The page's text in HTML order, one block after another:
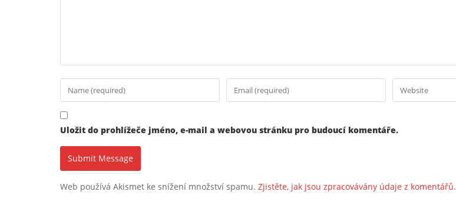
Uložit do prohlížeče jméno, e-mail a webovou stránku pro budoucí komentáře.
Web používá Akismet ke snížení množství spamu. Zjistěte, jak jsou zpracovávány údaje z komentářů.